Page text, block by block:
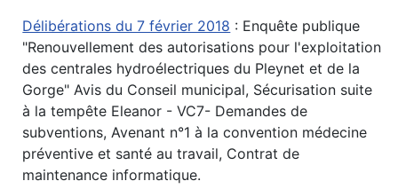
Délibérations du 7 février 2018 : Enquête publique
"Renouvellement des autorisations pour l'exploitation
des centrales hydroélectriques du Pleynet et de la
Gorge" Avis du Conseil municipal, Sécurisation suite
à la tempête Eleanor - VC7- Demandes de
subventions, Avenant n°1 à la convention médecine
préventive et santé au travail, Contrat de
maintenance informatique.